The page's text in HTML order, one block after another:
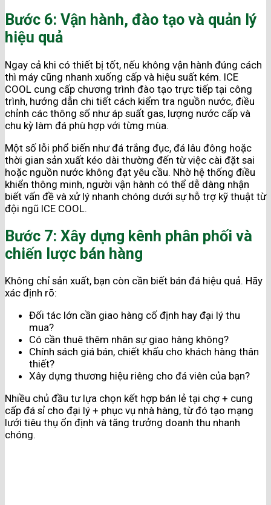
Bước 6: Vận hành, đào tạo và quản lý
hiệu quả
Ngay cả khi có thiết bị tốt, nếu không vận hành đúng cách
thì máy cũng nhanh xuống cấp và hiệu suất kém. ICE
COOL cung cấp chương trình đào tạo trực tiếp tại công
trình, hướng dẫn chi tiết cách kiểm tra nguồn nước, điều
chỉnh các thông số như áp suất gas, lượng nước cấp và
chu kỳ làm đá phù hợp với từng mùa.
Một số lỗi phổ biến như đá trắng đục, đá lâu đông hoặc
thời gian sản xuất kéo dài thường đến từ việc cài đặt sai
hoặc nguồn nước không đạt yêu cầu. Nhờ hệ thống điều
khiển thông minh, người vận hành có thể dễ dàng nhận
biết vấn đề và xử lý nhanh chóng dưới sự hỗ trợ kỹ thuật từ
đội ngũ ICE COOL.
Bước 7: Xây dựng kênh phân phối và
chiến lược bán hàng
Không chỉ sản xuất, bạn còn cần biết bán đá hiệu quả. Hãy
xác định rõ:
Đối tác lớn cần giao hàng cố định hay đại lý thu
mua?
Có cần thuê thêm nhân sự giao hàng không?
Chính sách giá bán, chiết khấu cho khách hàng thân
thiết?
Xây dựng thương hiệu riêng cho đá viên của bạn?
Nhiều chủ đầu tư lựa chọn kết hợp bán lẻ tại chợ + cung
cấp đá sỉ cho đại lý + phục vụ nhà hàng, từ đó tạo mạng
lưới tiêu thụ ổn định và tăng trưởng doanh thu nhanh
chóng.